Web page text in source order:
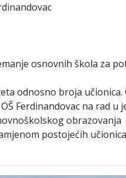
osnovnih škola za
odnosno broja učionica.
Ferdinandovac na rad u
obrazovanja
postojećih